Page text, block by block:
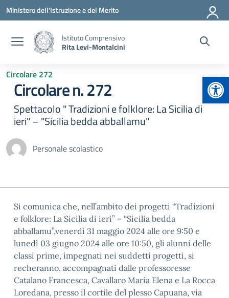
Vai ai contenuti
Vai al menu di navigazione
Vai al footer
Ministero dell'Istruzione e del Merito
Istituto Comprensivo
Rita Levi-Montalcini
Circolare 272
Circolare n. 272
Spettacolo " Tradizioni e folklore: La Sicilia di
ieri" – "Sicilia bedda abballamu"
Personale scolastico
Si comunica che, nell’ambito dei progetti “Tradizioni
e folklore: La Sicilia di ieri” – “Sicilia bedda
abballamu”,venerdì 31 maggio 2024 alle ore 9:50 e
lunedì 03 giugno 2024 alle ore 10:50, gli alunni delle
classi prime, impegnati nei suddetti progetti, si
recheranno, accompagnati dalle professoresse
Catalano Francesca, Cavallaro Maria Elena e La Rocca
Loredana, presso il cortile del plesso Capuana, via